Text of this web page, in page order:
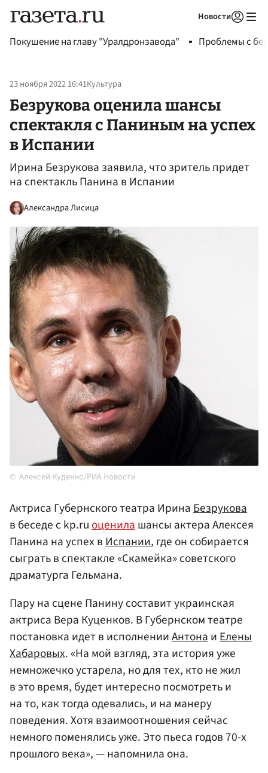
Новости
Покушение на главу "Уралдронзавода" Проблемы с
23 ноября 2022 16:41Культура
Безрукова оценила шансы
спектакля с Паниным на успех
в Испании
Ирина Безрукова заявила, что зритель придет
на спектакль Панина в Испании
Александра Лисица
Алексей Куденко/РИА Новости
Актриса Губернского театра ИринаБезрукова
в беседе с kp.ruоценилашансы актера Алексея
Панина на успех вИспании, где он собирается
сыграть в спектакле «Скамейка» советского
драматурга Гельмана.
Пару на сцене Панину составит украинская
актриса Вера Куценков. В Губернском театре
постановка идет в исполненииАнтонаиЕлены
Хабаровых. «На мой взгляд, эта история уже
немножечко устарела, но для тех, кто не жил
в это время, будет интересно посмотреть и
на то, как тогда одевались, и на манеру
поведения. Хотя взаимоотношения сейчас
немного поменялись уже. Это пьеса годов 70-х
прошлого века», — напомнила она.